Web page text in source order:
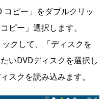
コピー」をダブルクリッ
ピー」選択します。
ックして、「ディスクを
いDVDディスクを選択し
スクを読み込みます。